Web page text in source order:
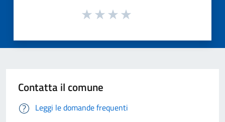
Contatta il comune
Leggi le domande frequenti